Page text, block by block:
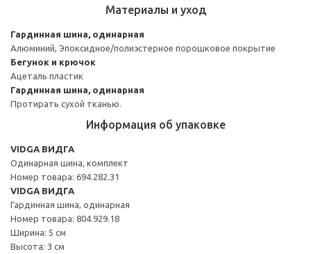
Материалы и уход
Гардинная шина, одинарная
Алюминий, Эпоксидное/полиэстерное порошковое покрытие
Бегунок и крючок
Ацеталь пластик
Гардинная шина, одинарная
Протирать сухой тканью.
Информация об упаковке
VIDGA ВИДГА
Одинарная шина, комплект
Номер товара: 694.282.31
VIDGA ВИДГА
Гардинная шина, одинарная
Номер товара: 804.929.18
Ширина: 5 см
Высота: 3 см